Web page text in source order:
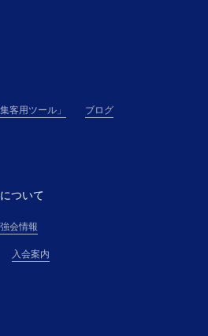
す。
通じて申し込む場合（以下、
所属団体と各受講者は、連帯
承諾)
の審査の結果、受講申込を承
希望者に対して、本講座の受
するものとします。
本講座の提供に係る契約（以
を取得するものとします。
客用ツール」 ブログ
ついて
会情報
入会案内